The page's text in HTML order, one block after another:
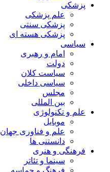
پزشکی
علم پزشکی
پزشکی سنتی
پزشکی هسته ای
سیاسی
امام و رهبری
دولت
سیاست کلان
سیاسی داخلی
مجلس
بین المللی
علم و تکنولوژی
موبایل
علم و فناوری جهان
دانستنی ها
فرهنگی و هنری
سینما و تئاتر
فرهنگ و حماسه